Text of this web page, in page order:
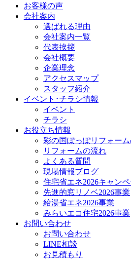
お客様の声
会社案内
選ばれる理由
会社案内一覧
代表挨拶
会社概要
企業理念
アクセスマップ
スタッフ紹介
イベント･チラシ情報
イベント
チラシ
お役立ち情報
彩の国ぽっぽリフォー
リフォームの流れ
よくある質問
現場情報ブログ
住宅省エネ2026キャン
先進的窓リノベ2026事業
給湯省エネ2026事業
みらいエコ住宅2026事業
お問い合わせ
お問い合わせ
LINE相談
お見積もり